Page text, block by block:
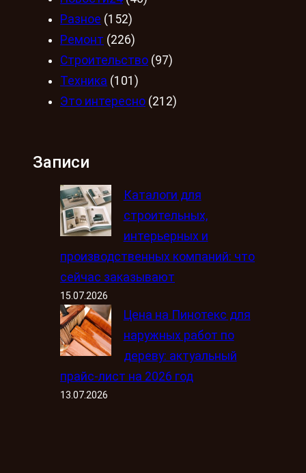
Разное (152)
Ремонт (226)
Строительство (97)
Техника (101)
Это интересно (212)
Записи
Каталоги для
строительных,
интерьерных и
производственных компаний: что
сейчас заказывают
15.07.2026
Цена на Пинотекс для
наружных работ по
дереву: актуальный
прайс-лист на 2026 год
13.07.2026